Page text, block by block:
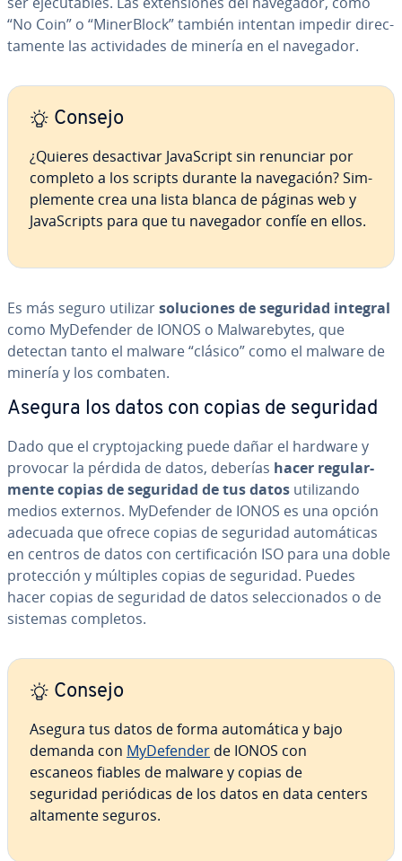
“No Coin” o “Mi­ne­r­Blo­ck” también intentan impedir di­re­c­
ta­me­n­te las ac­ti­vi­da­des de minería en el navegador.
Consejo
¿Quieres des­ac­ti­var Ja­va­S­cri­pt sin renunciar por
completo a los scripts durante la na­ve­ga­ción? Si­m­
ple­me­n­te crea una lista blanca de páginas web y
Ja­va­S­cri­pts para que tu navegador confíe en ellos.
Es más seguro utilizarso­lu­cio­nes de seguridad integral
como My­De­fe­n­der de IONOS o Ma­lwa­re­b­y­tes, que
detectan tanto el malware “clásico” como el malware de
minería y los combaten.
Asegura los datos con copias de seguridad
Dado que el cr­y­p­to­ja­c­ki­ng puede dañar el hardware y
provocar la pérdida de datos, deberías hacer re­gu­la­r­
me­n­te copias de seguridad de tus datos uti­li­za­n­do
medios externos. My­De­fe­n­der de IONOS es una opción
adecuada que ofrece copias de seguridad au­to­má­ti­cas
en centros de datos con ce­r­ti­fi­ca­ción ISO para una doble
pro­te­c­ción y múltiples copias de seguridad. Puedes
hacer copias de seguridad de datos se­le­c­cio­na­dos o de
sistemas completos.
Consejo
Asegura tus datos de forma au­to­má­ti­ca y bajo
demanda con My­De­fe­n­der de IONOS con
escaneos fiables de malware y copias de
seguridad pe­rió­di­cas de los datos en data centers
altamente seguros.